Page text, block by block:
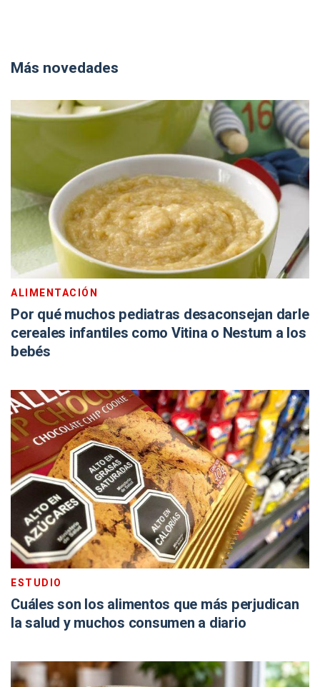
Más novedades
ALIMENTACIÓN
Por qué muchos pediatras desaconsejan darle
cereales infantiles como Vitina o Nestum a los
bebés
ESTUDIO
Cuáles son los alimentos que más perjudican
la salud y muchos consumen a diario